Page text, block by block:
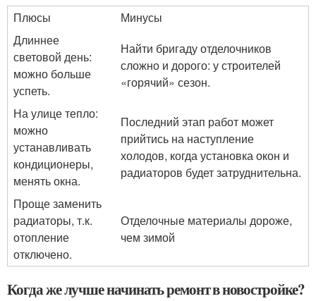
Плюсы
Минусы
Длиннее
световой день:
можно больше
успеть.
Найти бригаду отделочников
сложно и дорого: у строителей
«горячий» сезон.
На улице тепло:
можно
устанавливать
кондиционеры,
менять окна.
Последний этап работ может
прийтись на наступление
холодов, когда установка окон и
радиаторов будет затруднительна.
Проще заменить
радиаторы, т.к.
отопление
отключено.
Отделочные материалы дороже,
чем зимой
Когда же лучше начинать ремонт в новостройке?